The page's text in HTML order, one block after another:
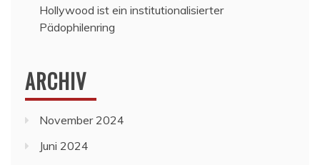
Hollywood ist ein institutionalisierter
Pädophilenring
ARCHIV
November 2024
Juni 2024